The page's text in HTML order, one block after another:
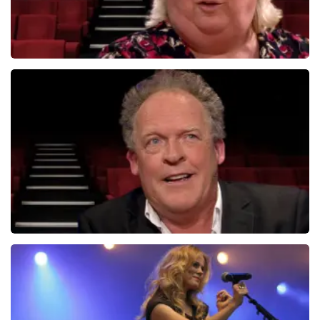
Christel De Laat
1153+reviews
Bert Visscher
reviews